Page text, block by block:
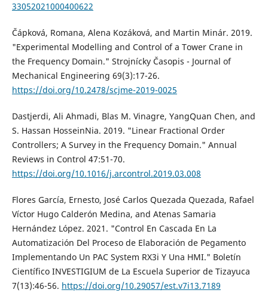
33052021000400622
Čápková, Romana, Alena Kozáková, and Martin Minár. 2019.
"Experimental Modelling and Control of a Tower Crane in
the Frequency Domain." Strojnícky Časopis - Journal of
Mechanical Engineering 69(3):17-26.
https://doi.org/10.2478/scjme-2019-0025
Dastjerdi, Ali Ahmadi, Blas M. Vinagre, YangQuan Chen, and
S. Hassan HosseinNia. 2019. "Linear Fractional Order
Controllers; A Survey in the Frequency Domain." Annual
Reviews in Control 47:51-70.
https://doi.org/10.1016/j.arcontrol.2019.03.008
Flores García, Ernesto, José Carlos Quezada Quezada, Rafael
Víctor Hugo Calderón Medina, and Atenas Samaria
Hernández López. 2021. "Control En Cascada En La
Automatización Del Proceso de Elaboración de Pegamento
Implementando Un PAC System RX3i Y Una HMI." Boletín
Científico INVESTIGIUM de La Escuela Superior de Tizayuca
7(13):46-56. https://doi.org/10.29057/est.v7i13.7189